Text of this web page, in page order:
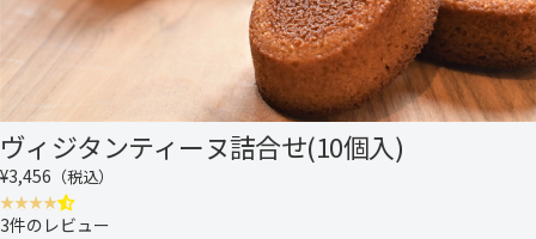
ヴィジタンティーヌ詰合せ(10個入)
¥3,456 （税込）
3件のレビュー